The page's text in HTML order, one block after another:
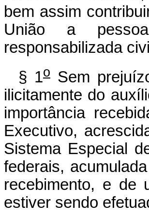
bem assim
União a
responsabilizada
§ 1o Sem
ilicitamente do
importância
Executivo,
Sistema Especial
federais,
recebimento, e de
estiver sendo